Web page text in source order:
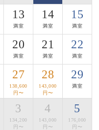
や自家製の信州蕎麦も
を懐かしむような、身
す。
…。
ましたら幸いです。
います。
13
満室
14
満室
15
満室
20
満室
21
満室
22
満室
27
138,600
円〜
28
143,000
円〜
29
満室
3
134,200
円〜
4
143,000
円〜
5
176,000
円〜